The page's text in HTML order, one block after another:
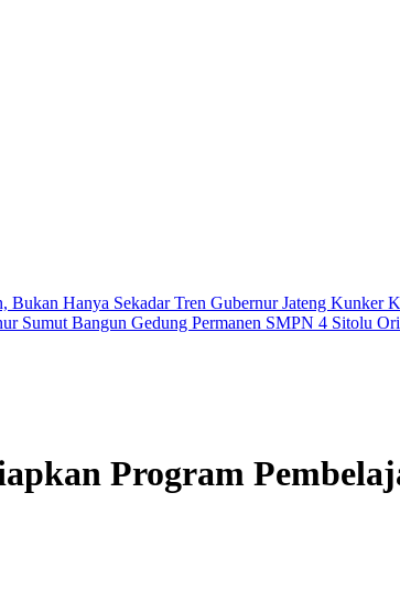
Bukan Hanya Sekadar Tren Gubernur Jateng Kunker
Sumut Bangun Gedung Permanen SMPN 4 Sitolu Ori
Program